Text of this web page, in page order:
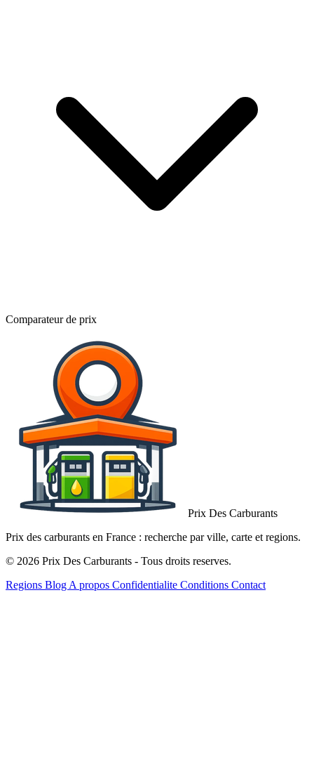
Comparateur de prix
Prix Des Carburants
Prix des carburants en France : recherche par ville, carte et regions.
© 2026 Prix Des Carburants - Tous droits reserves.
Regions Blog A propos Confidentialite Conditions Contact